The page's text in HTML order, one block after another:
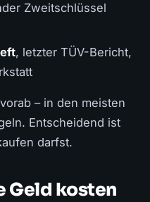
Zweitschlüssel
, letzter TÜV-Bericht,
– in den meisten
Entscheidend ist
darfst.
Geld kosten